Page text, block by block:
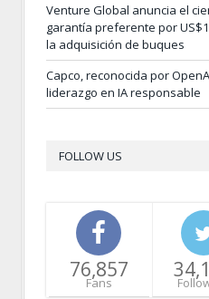
Venture Global anuncia el
garantía preferente por
la adquisición de buques
Capco, reconocida por
liderazgo en IA responsable
FOLLOW US
76,857
Fans